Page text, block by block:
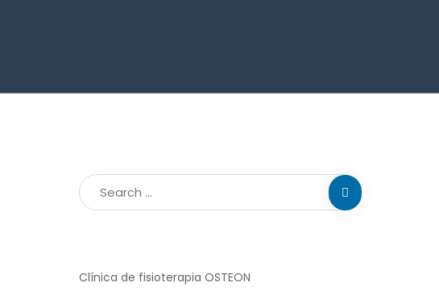
Clínica de fisioterapia OSTEON